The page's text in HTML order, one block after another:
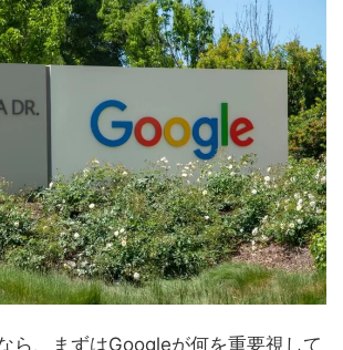
ら、まずはGoogleが何を重要視して